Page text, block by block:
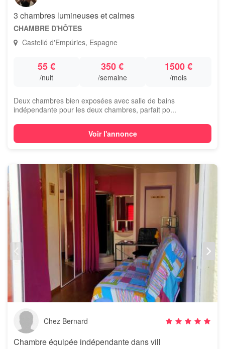
3 chambres lumineuses et calmes
CHAMBRE D'HÔTES
Castelló d'Empúries, Espagne
55 €
/nuit
350 €
/semaine
1500 €
/mois
Deux chambres bien exposées avec salle de bains
indépendante pour les deux chambres, parfait po...
Voir l'annonce
Chez Bernard
Chambre équipée indépendante dans vill